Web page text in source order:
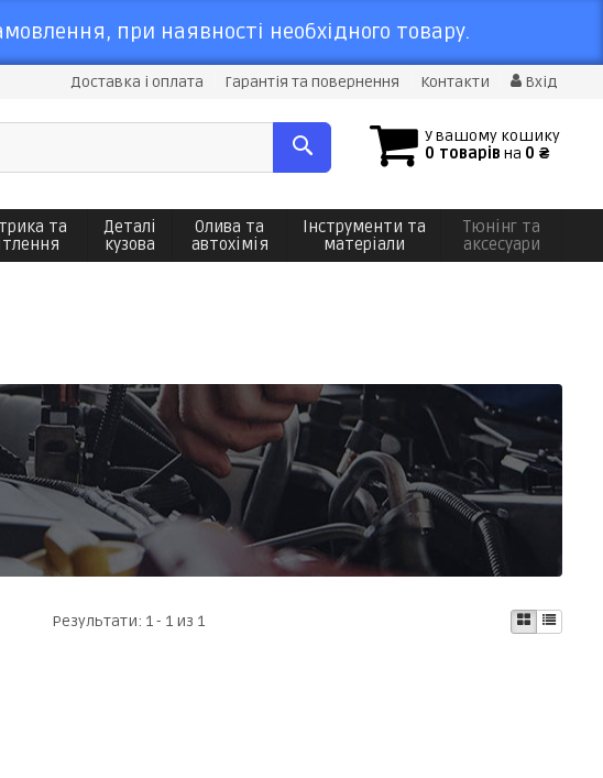
при наявності необхідного товару.
Доставка і оплата Гарантія та повернення Контакти Вхід
У вашому кошику
0 товарів на 0 ₴
та
Деталі
кузова
Олива та
автохімія
Інструменти та
матеріали
Тюнінг та
аксесуари
Результати: 1 - 1 из 1